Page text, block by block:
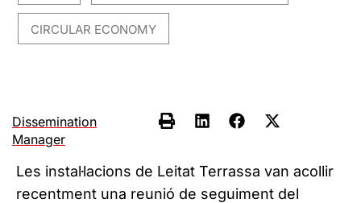
CIRCULAR ECONOMY
Dissemination
Manager
Les instal·lacions de Leitat Terrassa van acollir
recentment una reunió de seguiment del